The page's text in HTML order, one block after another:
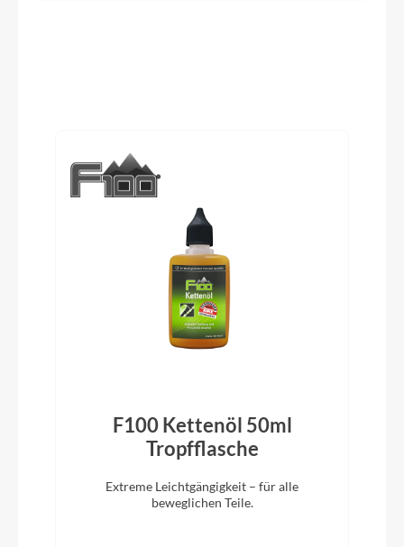
Schwalbe Johnny Watts, 29 x 2.35, 60-622
Pedale
VP 527
F100 Kettenöl 50ml
Tropfflasche
Extreme Leichtgängigkeit – für alle
beweglichen Teile.